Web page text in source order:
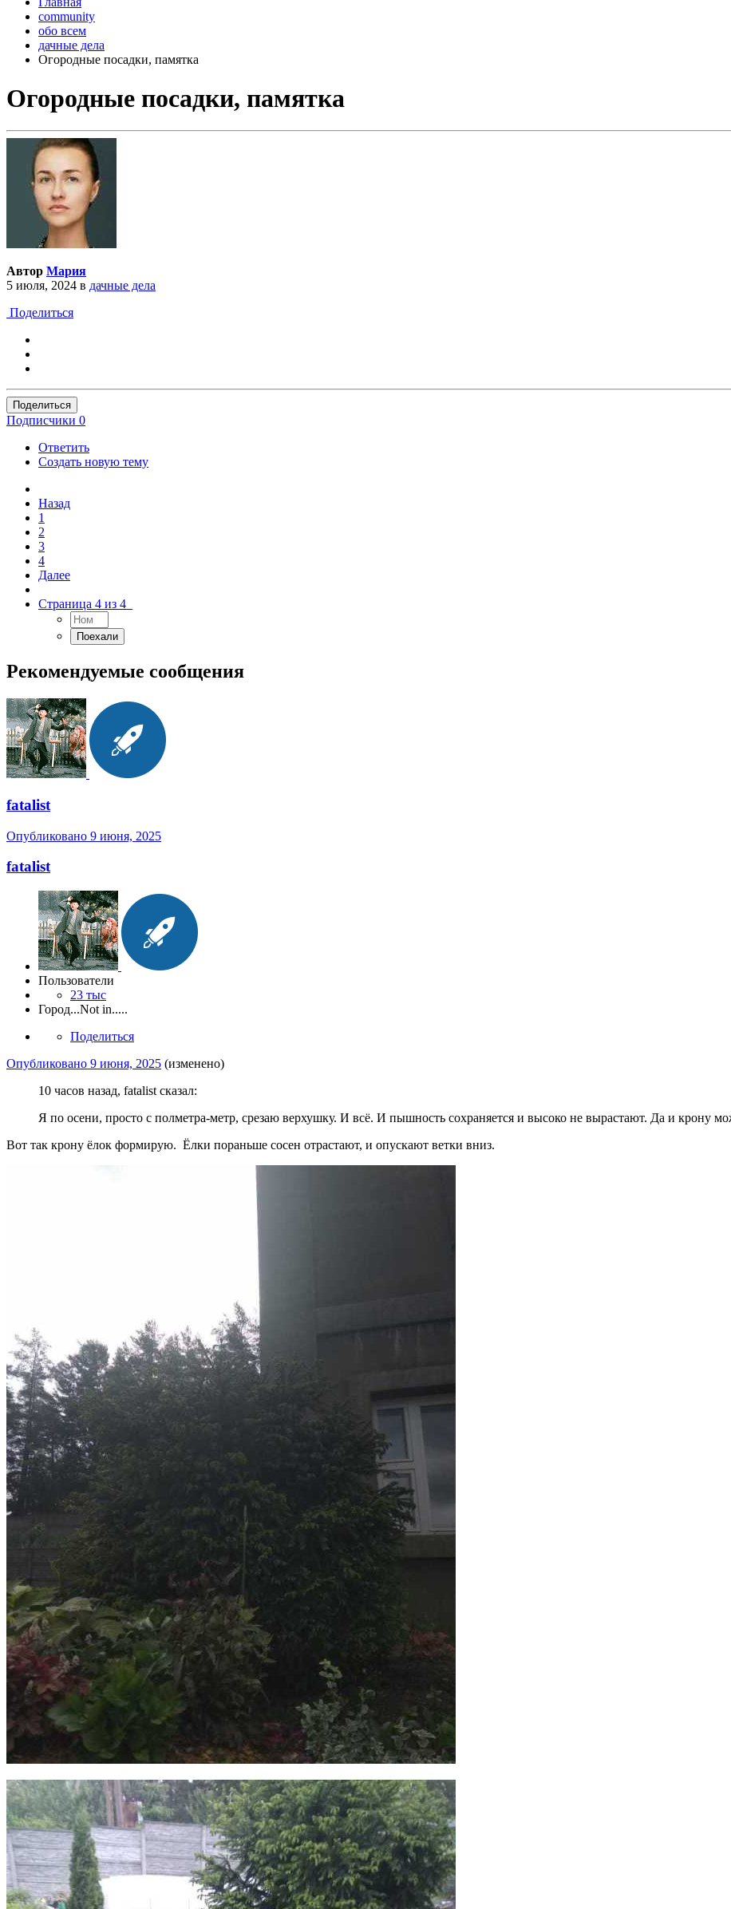
community
обо всем
дачные дела
Огородные посадки, памятка
Огородные посадки, памятка
Автор Мария
5 июля, 2024 в дачные дела
Поделиться
Поделиться
Подписчики 0
Ответить
Создать новую тему
Назад
1
2
3
4
Далее
Страница 4 из 4
Рекомендуемые сообщения
fatalist
Опубликовано 9 июня, 2025
fatalist
Пользователи
23 тыс
Город...Not in.....
Поделиться
Опубликовано 9 июня, 2025 (изменено)
10 часов назад, fatalist сказал:
Я по осени, просто с полметра-метр, срезаю верхушку. И всё. И пышность сохраняется и высоко не вырастают. Да и крону
Вот так крону ёлок формирую. Ёлки пораньше сосен отрастают, и опускают ветки вниз.